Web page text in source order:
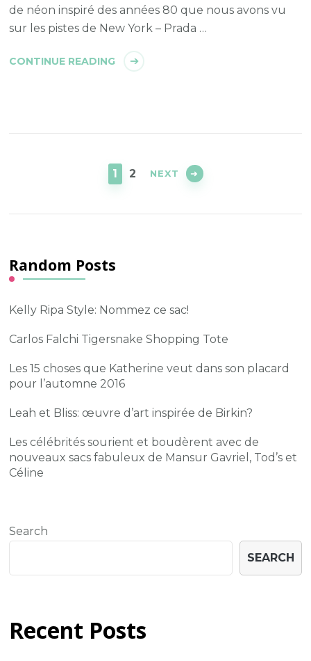
de néon inspiré des années 80 que nous avons vu
sur les pistes de New York – Prada …
CONTINUE READING
navigationPAGE
1 PAGE
2 NEXT
Random Posts
Kelly Ripa Style: Nommez ce sac!
Carlos Falchi Tigersnake Shopping Tote
Les 15 choses que Katherine veut dans son placard
pour l’automne 2016
Leah et Bliss: œuvre d’art inspirée de Birkin?
Les célébrités sourient et boudèrent avec de
nouveaux sacs fabuleux de Mansur Gavriel, Tod’s et
Céline
Search
SEARCH
Recent Posts